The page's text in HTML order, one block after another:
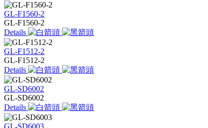
GL-F1560-2
GL-F1560-2
Details
GL-F1512-2
GL-F1512-2
Details
GL-SD6002
GL-SD6002
Details
GL-SD6003